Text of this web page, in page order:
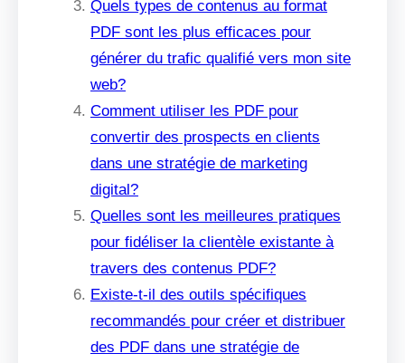
Quels types de contenus au format
PDF sont les plus efficaces pour
générer du trafic qualifié vers mon site
web?
Comment utiliser les PDF pour
convertir des prospects en clients
dans une stratégie de marketing
digital?
Quelles sont les meilleures pratiques
pour fidéliser la clientèle existante à
travers des contenus PDF?
Existe-t-il des outils spécifiques
recommandés pour créer et distribuer
des PDF dans une stratégie de